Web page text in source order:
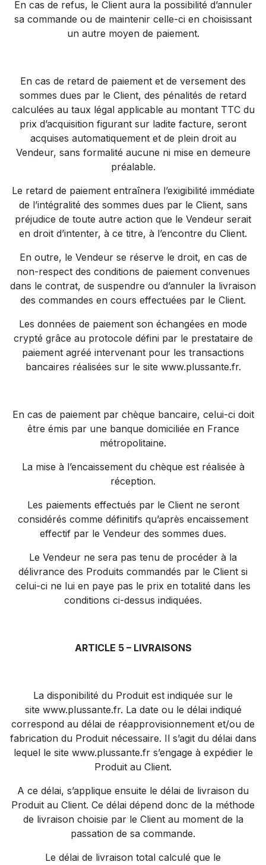
En cas de refus, le Client aura la possibilité d’annuler
sa commande ou de maintenir celle-ci en choisissant
un autre moyen de paiement.
En cas de retard de paiement et de versement des
sommes dues par le Client, des pénalités de retard
calculées au taux légal applicable au montant TTC du
prix d’acquisition figurant sur ladite facture, seront
acquises automatiquement et de plein droit au
Vendeur, sans formalité aucune ni mise en demeure
préalable.
Le retard de paiement entraînera l’exigibilité immédiate
de l’intégralité des sommes dues par le Client, sans
préjudice de toute autre action que le Vendeur serait
en droit d’intenter, à ce titre, à l’encontre du Client.
En outre, le Vendeur se réserve le droit, en cas de
non-respect des conditions de paiement convenues
dans le contrat, de suspendre ou d’annuler la livraison
des commandes en cours effectuées par le Client.
Les données de paiement son échangées en mode
crypté grâce au protocole défini par le prestataire de
paiement agréé intervenant pour les transactions
bancaires réalisées sur le site www.plussante.fr.
En cas de paiement par chèque bancaire, celui-ci doit
être émis par une banque domiciliée en France
métropolitaine.
La mise à l’encaissement du chèque est réalisée à
réception.
Les paiements effectués par le Client ne seront
considérés comme définitifs qu’après encaissement
effectif par le Vendeur des sommes dues.
Le Vendeur ne sera pas tenu de procéder à la
délivrance des Produits commandés par le Client si
celui-ci ne lui en paye pas le prix en totalité dans les
conditions ci-dessus indiquées.
ARTICLE 5 – LIVRAISONS
La disponibilité du Produit est indiquée sur le
site www.plussante.fr. La date ou le délai indiqué
correspond au délai de réapprovisionnement et/ou de
fabrication du Produit nécessaire. Il s’agit du délai dans
lequel le site www.plussante.frs’engage à expédier le
Produit au Client.
A ce délai, s’applique ensuite le délai de livraison du
Produit au Client. Ce délai dépend donc de la méthode
de livraison choisie par le Client au moment de la
passation de sa commande.
Le délai de livraison total calculé que le